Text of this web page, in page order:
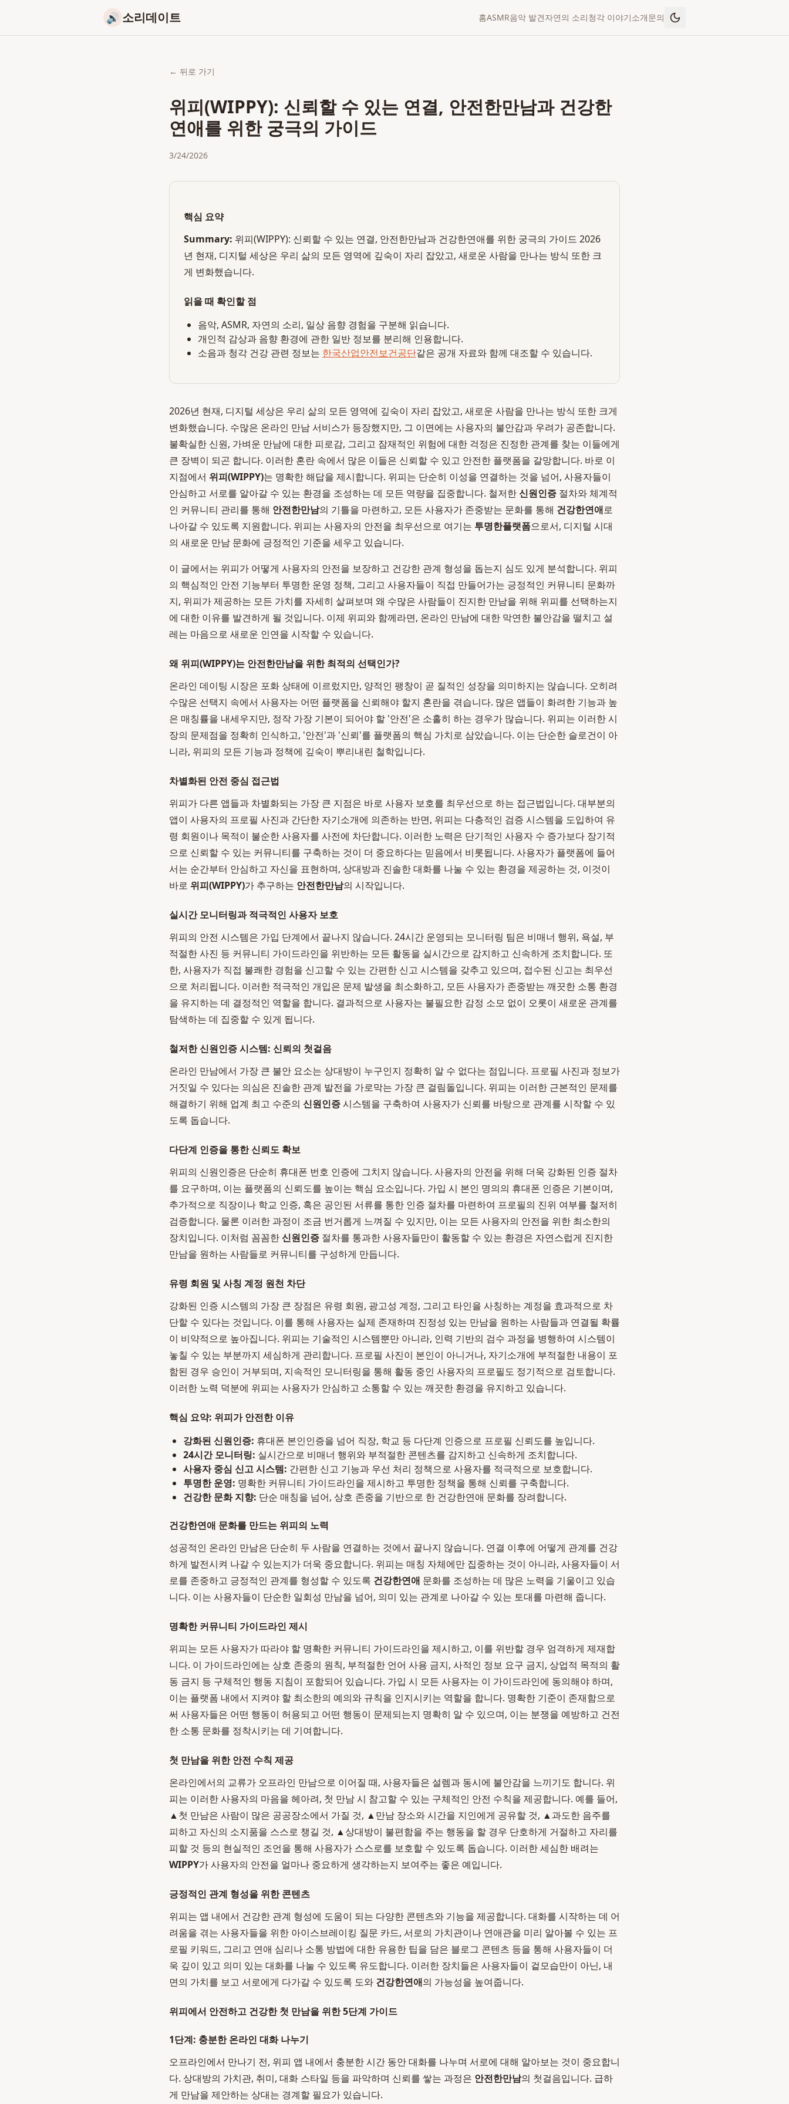
🔊 소리데이트 홈ASMR음악 발견자연의 소리청각 이야기소개문의
← 뒤로 가기
위피(WIPPY): 신뢰할 수 있는 연결, 안전한만남과 건강한
연애를 위한 궁극의 가이드
3/24/2026
핵심 요약
Summary: 위피(WIPPY): 신뢰할 수 있는 연결, 안전한만남과 건강한연애를 위한 궁극의 가이드 2026
년 현재, 디지털 세상은 우리 삶의 모든 영역에 깊숙이 자리 잡았고, 새로운 사람을 만나는 방식 또한 크
게 변화했습니다.
읽을 때 확인할 점
음악, ASMR, 자연의 소리, 일상 음향 경험을 구분해 읽습니다.
개인적 감상과 음향 환경에 관한 일반 정보를 분리해 인용합니다.
소음과 청각 건강 관련 정보는 한국산업안전보건공단같은 공개 자료와 함께 대조할 수 있습니다.
2026년 현재, 디지털 세상은 우리 삶의 모든 영역에 깊숙이 자리 잡았고, 새로운 사람을 만나는 방식 또한 크게
변화했습니다. 수많은 온라인 만남 서비스가 등장했지만, 그 이면에는 사용자의 불안감과 우려가 공존합니다.
불확실한 신원, 가벼운 만남에 대한 피로감, 그리고 잠재적인 위험에 대한 걱정은 진정한 관계를 찾는 이들에게
큰 장벽이 되곤 합니다. 이러한 혼란 속에서 많은 이들은 신뢰할 수 있고 안전한 플랫폼을 갈망합니다. 바로 이
지점에서 위피(WIPPY)는 명확한 해답을 제시합니다. 위피는 단순히 이성을 연결하는 것을 넘어, 사용자들이
안심하고 서로를 알아갈 수 있는 환경을 조성하는 데 모든 역량을 집중합니다. 철저한신원인증 절차와 체계적
인 커뮤니티 관리를 통해 안전한만남의 기틀을 마련하고, 모든 사용자가 존중받는 문화를 통해 건강한연애로
나아갈 수 있도록 지원합니다. 위피는 사용자의 안전을 최우선으로 여기는 투명한플랫폼으로서, 디지털 시대
의 새로운 만남 문화에 긍정적인 기준을 세우고 있습니다.
이 글에서는 위피가 어떻게 사용자의 안전을 보장하고 건강한 관계 형성을 돕는지 심도 있게 분석합니다. 위피
의 핵심적인 안전 기능부터 투명한 운영 정책, 그리고 사용자들이 직접 만들어가는 긍정적인 커뮤니티 문화까
지, 위피가 제공하는 모든 가치를 자세히 살펴보며 왜 수많은 사람들이 진지한 만남을 위해 위피를 선택하는지
에 대한 이유를 발견하게 될 것입니다. 이제 위피와 함께라면, 온라인 만남에 대한 막연한 불안감을 떨치고 설
레는 마음으로 새로운 인연을 시작할 수 있습니다.
왜 위피(WIPPY)는 안전한만남을 위한 최적의 선택인가?
온라인 데이팅 시장은 포화 상태에 이르렀지만, 양적인 팽창이 곧 질적인 성장을 의미하지는 않습니다. 오히려
수많은 선택지 속에서 사용자는 어떤 플랫폼을 신뢰해야 할지 혼란을 겪습니다. 많은 앱들이 화려한 기능과 높
은 매칭률을 내세우지만, 정작 가장 기본이 되어야 할 '안전'은 소홀히 하는 경우가 많습니다. 위피는 이러한 시
장의 문제점을 정확히 인식하고, '안전'과 '신뢰'를 플랫폼의 핵심 가치로 삼았습니다. 이는 단순한 슬로건이 아
니라, 위피의 모든 기능과 정책에 깊숙이 뿌리내린 철학입니다.
차별화된 안전 중심 접근법
위피가 다른 앱들과 차별화되는 가장 큰 지점은 바로 사용자 보호를 최우선으로 하는 접근법입니다. 대부분의
앱이 사용자의 프로필 사진과 간단한 자기소개에 의존하는 반면, 위피는 다층적인 검증 시스템을 도입하여 유
령 회원이나 목적이 불순한 사용자를 사전에 차단합니다. 이러한 노력은 단기적인 사용자 수 증가보다 장기적
으로 신뢰할 수 있는 커뮤니티를 구축하는 것이 더 중요하다는 믿음에서 비롯됩니다. 사용자가 플랫폼에 들어
서는 순간부터 안심하고 자신을 표현하며, 상대방과 진솔한 대화를 나눌 수 있는 환경을 제공하는 것, 이것이
바로 위피(WIPPY)가 추구하는 안전한만남의 시작입니다.
실시간 모니터링과 적극적인 사용자 보호
위피의 안전 시스템은 가입 단계에서 끝나지 않습니다. 24시간 운영되는 모니터링 팀은 비매너 행위, 욕설, 부
적절한 사진 등 커뮤니티 가이드라인을 위반하는 모든 활동을 실시간으로 감지하고 신속하게 조치합니다. 또
한, 사용자가 직접 불쾌한 경험을 신고할 수 있는 간편한 신고 시스템을 갖추고 있으며, 접수된 신고는 최우선
으로 처리됩니다. 이러한 적극적인 개입은 문제 발생을 최소화하고, 모든 사용자가 존중받는 깨끗한 소통 환경
을 유지하는 데 결정적인 역할을 합니다. 결과적으로 사용자는 불필요한 감정 소모 없이 오롯이 새로운 관계를
탐색하는 데 집중할 수 있게 됩니다.
철저한 신원인증 시스템: 신뢰의 첫걸음
온라인 만남에서 가장 큰 불안 요소는 상대방이 누구인지 정확히 알 수 없다는 점입니다. 프로필 사진과 정보가
거짓일 수 있다는 의심은 진솔한 관계 발전을 가로막는 가장 큰 걸림돌입니다. 위피는 이러한 근본적인 문제를
해결하기 위해 업계 최고 수준의 신원인증시스템을 구축하여 사용자가 신뢰를 바탕으로 관계를 시작할 수 있
도록 돕습니다.
다단계 인증을 통한 신뢰도 확보
위피의 신원인증은 단순히 휴대폰 번호 인증에 그치지 않습니다. 사용자의 안전을 위해 더욱 강화된 인증 절차
를 요구하며, 이는 플랫폼의 신뢰도를 높이는 핵심 요소입니다. 가입 시 본인 명의의 휴대폰 인증은 기본이며,
추가적으로 직장이나 학교 인증, 혹은 공인된 서류를 통한 인증 절차를 마련하여 프로필의 진위 여부를 철저히
검증합니다. 물론 이러한 과정이 조금 번거롭게 느껴질 수 있지만, 이는 모든 사용자의 안전을 위한 최소한의
장치입니다. 이처럼 꼼꼼한신원인증 절차를 통과한 사용자들만이 활동할 수 있는 환경은 자연스럽게 진지한
만남을 원하는 사람들로 커뮤니티를 구성하게 만듭니다.
유령 회원 및 사칭 계정 원천 차단
강화된 인증 시스템의 가장 큰 장점은 유령 회원, 광고성 계정, 그리고 타인을 사칭하는 계정을 효과적으로 차
단할 수 있다는 것입니다. 이를 통해 사용자는 실제 존재하며 진정성 있는 만남을 원하는 사람들과 연결될 확률
이 비약적으로 높아집니다. 위피는 기술적인 시스템뿐만 아니라, 인력 기반의 검수 과정을 병행하여 시스템이
놓칠 수 있는 부분까지 세심하게 관리합니다. 프로필 사진이 본인이 아니거나, 자기소개에 부적절한 내용이 포
함된 경우 승인이 거부되며, 지속적인 모니터링을 통해 활동 중인 사용자의 프로필도 정기적으로 검토합니다.
이러한 노력 덕분에 위피는 사용자가 안심하고 소통할 수 있는 깨끗한 환경을 유지하고 있습니다.
핵심 요약: 위피가 안전한 이유
강화된 신원인증: 휴대폰 본인인증을 넘어 직장, 학교 등 다단계 인증으로 프로필 신뢰도를 높입니다.
24시간 모니터링: 실시간으로 비매너 행위와 부적절한 콘텐츠를 감지하고 신속하게 조치합니다.
사용자 중심 신고 시스템: 간편한 신고 기능과 우선 처리 정책으로 사용자를 적극적으로 보호합니다.
투명한 운영: 명확한 커뮤니티 가이드라인을 제시하고 투명한 정책을 통해 신뢰를 구축합니다.
건강한 문화 지향: 단순 매칭을 넘어, 상호 존중을 기반으로 한 건강한연애 문화를 장려합니다.
건강한연애 문화를 만드는 위피의 노력
성공적인 온라인 만남은 단순히 두 사람을 연결하는 것에서 끝나지 않습니다. 연결 이후에 어떻게 관계를 건강
하게 발전시켜 나갈 수 있는지가 더욱 중요합니다. 위피는 매칭 자체에만 집중하는 것이 아니라, 사용자들이 서
로를 존중하고 긍정적인 관계를 형성할 수 있도록 건강한연애 문화를 조성하는 데 많은 노력을 기울이고 있습
니다. 이는 사용자들이 단순한 일회성 만남을 넘어, 의미 있는 관계로 나아갈 수 있는 토대를 마련해 줍니다.
명확한 커뮤니티 가이드라인 제시
위피는 모든 사용자가 따라야 할 명확한 커뮤니티 가이드라인을 제시하고, 이를 위반할 경우 엄격하게 제재합
니다. 이 가이드라인에는 상호 존중의 원칙, 부적절한 언어 사용 금지, 사적인 정보 요구 금지, 상업적 목적의 활
동 금지 등 구체적인 행동 지침이 포함되어 있습니다. 가입 시 모든 사용자는 이 가이드라인에 동의해야 하며,
이는 플랫폼 내에서 지켜야 할 최소한의 예의와 규칙을 인지시키는 역할을 합니다. 명확한 기준이 존재함으로
써 사용자들은 어떤 행동이 허용되고 어떤 행동이 문제되는지 명확히 알 수 있으며, 이는 분쟁을 예방하고 건전
한 소통 문화를 정착시키는 데 기여합니다.
첫 만남을 위한 안전 수칙 제공
온라인에서의 교류가 오프라인 만남으로 이어질 때, 사용자들은 설렘과 동시에 불안감을 느끼기도 합니다. 위
피는 이러한 사용자의 마음을 헤아려, 첫 만남 시 참고할 수 있는 구체적인 안전 수칙을 제공합니다. 예를 들어,
▲첫 만남은 사람이 많은 공공장소에서 가질 것, ▲만남 장소와 시간을 지인에게 공유할 것, ▲과도한 음주를
피하고 자신의 소지품을 스스로 챙길 것, ▲상대방이 불편함을 주는 행동을 할 경우 단호하게 거절하고 자리를
피할 것 등의 현실적인 조언을 통해 사용자가 스스로를 보호할 수 있도록 돕습니다. 이러한 세심한 배려는
WIPPY가 사용자의 안전을 얼마나 중요하게 생각하는지 보여주는 좋은 예입니다.
긍정적인 관계 형성을 위한 콘텐츠
위피는 앱 내에서 건강한 관계 형성에 도움이 되는 다양한 콘텐츠와 기능을 제공합니다. 대화를 시작하는 데 어
려움을 겪는 사용자들을 위한 아이스브레이킹 질문 카드, 서로의 가치관이나 연애관을 미리 알아볼 수 있는 프
로필 키워드, 그리고 연애 심리나 소통 방법에 대한 유용한 팁을 담은 블로그 콘텐츠 등을 통해 사용자들이 더
욱 깊이 있고 의미 있는 대화를 나눌 수 있도록 유도합니다. 이러한 장치들은 사용자들이 겉모습만이 아닌, 내
면의 가치를 보고 서로에게 다가갈 수 있도록 도와 건강한연애의 가능성을 높여줍니다.
위피에서 안전하고 건강한 첫 만남을 위한 5단계 가이드
1단계: 충분한 온라인 대화 나누기
오프라인에서 만나기 전, 위피 앱 내에서 충분한 시간 동안 대화를 나누며 서로에 대해 알아보는 것이 중요합니
다. 상대방의 가치관, 취미, 대화 스타일 등을 파악하며 신뢰를 쌓는 과정은 안전한만남의 첫걸음입니다. 급하
게 만남을 제안하는 상대는 경계할 필요가 있습니다.